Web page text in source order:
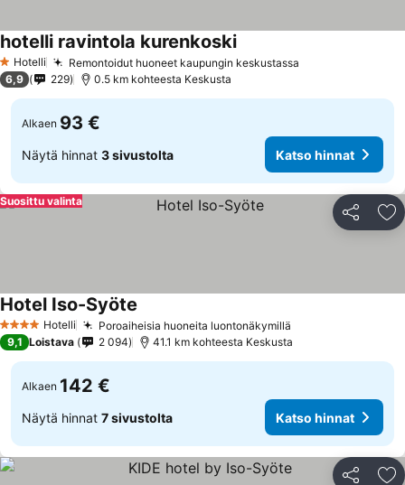
1 Tähtiluokitus
Hotelli Remontoidut huoneet kaupungin keskustassa
hotelli ravintola kurenkoskiKatso hinnat
6,9 229 0.5 km kohteesta Keskusta
Alkaen 93 €
Näytä hinnat 3 sivustolta Katso hinnat
Jaa
Suosittu valinta
4 Tähtiluokitus
Hotelli Poroaiheisia huoneita luontonäkymillä
Hotel Iso-Syöte
9,1 Loistava 2 094 41.1 km kohteesta Keskusta
Alkaen 142 €
Näytä hinnat 7 sivustolta Katso hinnat